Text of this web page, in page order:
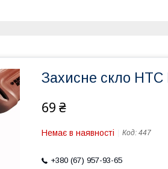
Захисне скло
69 ₴
Немає в наявності Код: 447
+380 (67) 957-93-65